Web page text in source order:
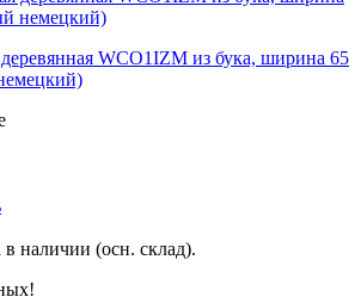
WCO1IZM из бука, ширина 65
наличии (осн. склад).